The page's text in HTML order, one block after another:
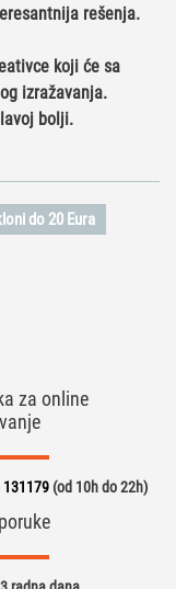
rešenja.
koji će sa
izražavanja.
bolji.
do 20 Eura
za online
131179 (od 10h do 22h)